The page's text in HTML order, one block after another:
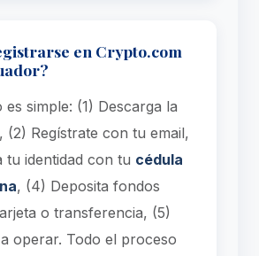
en Crypto.com
es simple: (1) Descarga la
(2) Regístrate con tu email,
tu identidad con tu cédula
, (4) Deposita fondos
o transferencia, (5)
operar. Todo el proceso